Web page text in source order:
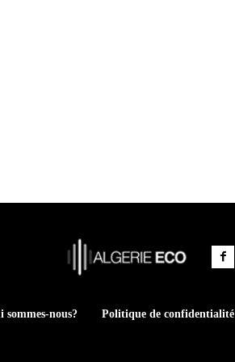
sommes-nous? Politique de confidentialité